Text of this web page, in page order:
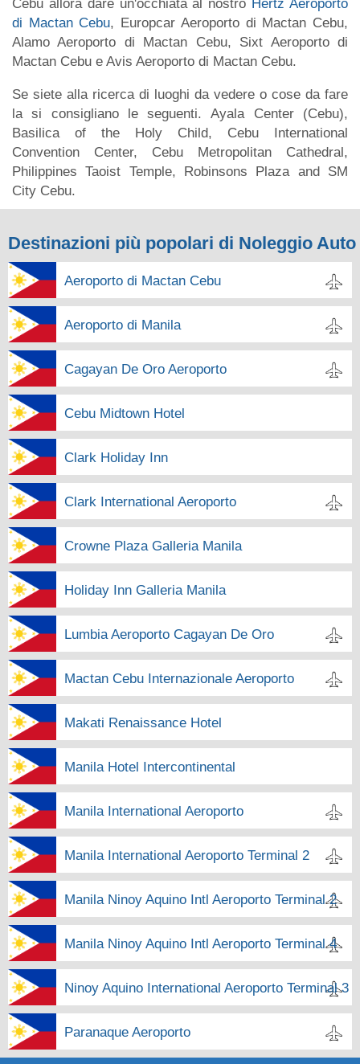
Cebu allora dare un'occhiata al nostro Hertz Aeroporto
di Mactan Cebu, Europcar Aeroporto di Mactan Cebu,
Alamo Aeroporto di Mactan Cebu, Sixt Aeroporto di
Mactan Cebu e Avis Aeroporto di Mactan Cebu.
Se siete alla ricerca di luoghi da vedere o cose da fare
la si consigliano le seguenti. Ayala Center (Cebu),
Basilica of the Holy Child, Cebu International
Convention Center, Cebu Metropolitan Cathedral,
Philippines Taoist Temple, Robinsons Plaza and SM
City Cebu.
Destinazioni più popolari di Noleggio Auto
Aeroporto di Mactan Cebu
Aeroporto di Manila
Cagayan De Oro Aeroporto
Cebu Midtown Hotel
Clark Holiday Inn
Clark International Aeroporto
Crowne Plaza Galleria Manila
Holiday Inn Galleria Manila
Lumbia Aeroporto Cagayan De Oro
Mactan Cebu Internazionale Aeroporto
Makati Renaissance Hotel
Manila Hotel Intercontinental
Manila International Aeroporto
Manila International Aeroporto Terminal 2
Manila Ninoy Aquino Intl Aeroporto Terminal 2
Manila Ninoy Aquino Intl Aeroporto Terminal 4
Ninoy Aquino International Aeroporto Terminal 3
Paranaque Aeroporto